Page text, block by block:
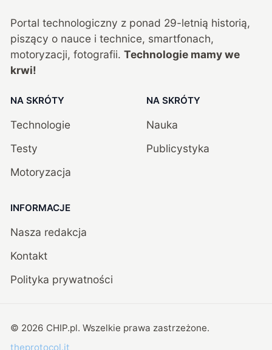
Portal technologiczny z ponad 29-letnią historią,
piszący o nauce i technice, smartfonach,
motoryzacji, fotografii. Technologie mamy we
krwi!
NA SKRÓTY
Technologie
Testy
Motoryzacja
NA SKRÓTY
Nauka
Publicystyka
INFORMACJE
Nasza redakcja
Kontakt
Polityka prywatności
© 2026 CHIP.pl. Wszelkie prawa zastrzeżone.
theprotocol.it